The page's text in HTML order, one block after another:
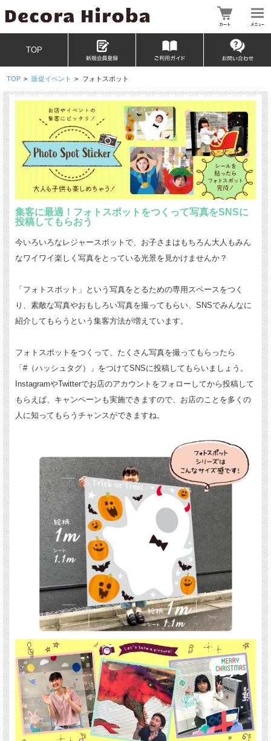
TOP
TOP > 販促イベント > フォトスポット
集客に最適！フォトスポットをつくって写真をSNSに
投稿してもらおう
今いろいろなレジャースポットで、お子さまはもちろん大人もみん
なワイワイ楽しく写真をとっている光景を見かけませんか？
「フォトスポット」という写真をとるための専用スペースをつく
り、素敵な写真やおもしろい写真を撮ってもらい、SNSでみんなに
紹介してもらうという集客方法が増えています。
フォトスポットをつくって、たくさん写真を撮ってもらったら
「#（ハッシュタグ）」をつけてSNSに投稿してもらいましょう。
InstagramやTwitterでお店のアカウントをフォローしてから投稿して
もらえば、キャンペーンも実施できますので、お店のことを多くの
人に知ってもらうチャンスができますね。